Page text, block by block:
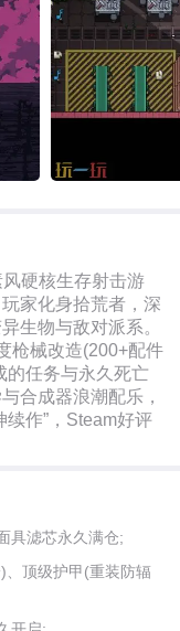
风硬核生存射击游
家化身拾荒者，深
生物与敌对派系。
枪械改造(200+配件
的任务与永久死亡
合成器浪潮配乐，
作”，Steam好评
具滤芯永久满仓;
、顶级护甲(重装防辐